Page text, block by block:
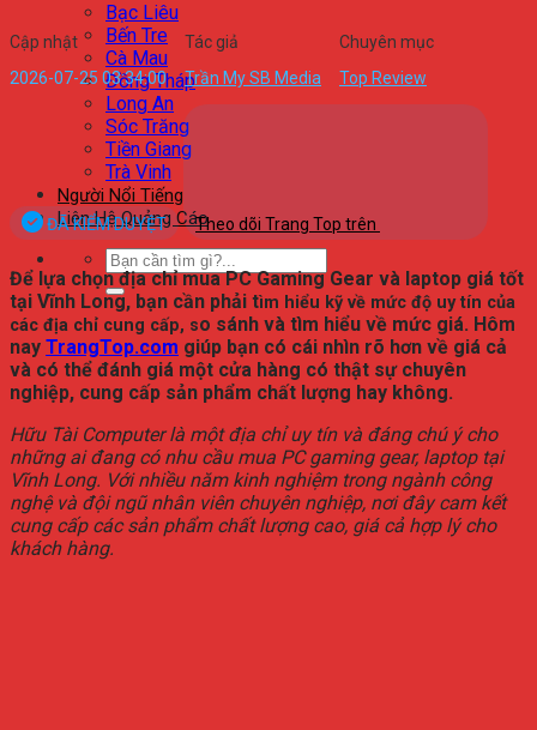
Bạc Liêu
Bến Tre
Cà Mau
Đồng Tháp
Long An
Sóc Trăng
Tiền Giang
Trà Vinh
Người Nổi Tiếng
Liên Hệ Quảng Cáo
Cập nhật
2026-07-25 03:34:00
Tác giả
Trần My SB Media
Chuyên mục
Top Review
ĐÃ KIỂM DUYỆT Theo dõi Trang Top trên
Để lựa chọn địa chỉ mua PC Gaming Gear và laptop giá tốt
tại Vĩnh Long, bạn cần phải tìm hiểu kỹ về mức độ uy tín của
các địa chỉ cung cấp, so sánh và tìm hiểu về mức giá. Hôm
nay TrangTop.com giúp bạn có cái nhìn rõ hơn về giá cả
và có thể đánh giá một cửa hàng có thật sự chuyên
nghiệp, cung cấp sản phẩm chất lượng hay không.
Hữu Tài Computer là một địa chỉ uy tín và đáng chú ý cho
những ai đang có nhu cầu mua PC gaming gear, laptop tại
Vĩnh Long. Với nhiều năm kinh nghiệm trong ngành công
nghệ và đội ngũ nhân viên chuyên nghiệp, nơi đây cam kết
cung cấp các sản phẩm chất lượng cao, giá cả hợp lý cho
khách hàng.